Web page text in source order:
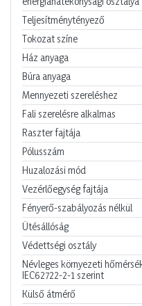
Teljesítménytényező
Tokozat színe
Ház anyaga
Búra anyaga
Mennyezeti szereléshez
Fali szerelésre alkalmas
Raszter fajtája
Pólusszám
Huzalozási mód
Vezérlőegység fajtája
Fényerő-szabályozás nélkül
Ütésállóság
Védettségi osztály
Névleges környezeti
IEC62722-2-1 szerint
Külső átmérő